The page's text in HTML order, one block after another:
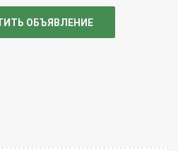
ОБЪЯВЛЕНИЕ